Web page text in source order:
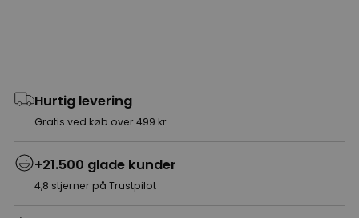
Hurtig levering
Gratis ved køb over 499 kr.
+21.500 glade kunder
4,8 stjerner på Trustpilot